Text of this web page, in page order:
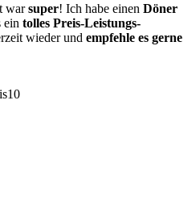
warsuper! Ich habe einen Döner
ein tolles Preis-Leistungs-
wieder und empfehle es gerne
10